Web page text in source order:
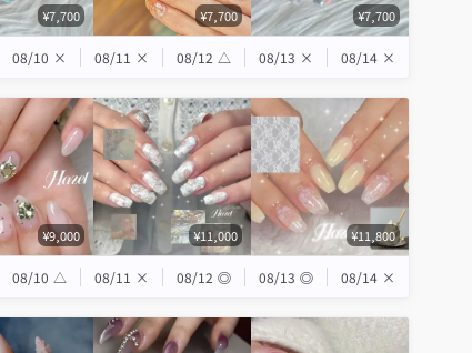
¥7,700 ¥7,700 ¥7,700
08/10 × 08/11 × 08/12 △ 08/13 × 08/14 ×
¥9,000 ¥11,000 ¥11,800
08/10 △ 08/11 × 08/12 ◎ 08/13 ◎ 08/14 ×